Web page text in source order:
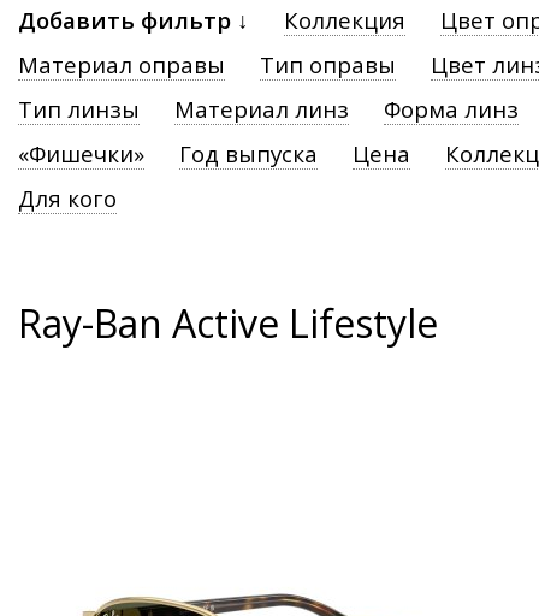
Добавить фильтр ↓ Коллекция
Цвет
Материал оправы
Тип оправы
Цвет
Тип линзы
Материал линз
Форма линз
«Фишечки»
Год выпуска Цена
Для кого
Ray-Ban Active Lifestyle